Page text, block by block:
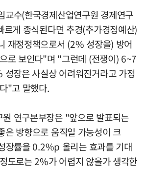
교수(한국경제산업연구원 경제연구
게 종식된다면 추경(추가경정예산)
재정정책으로서 (2% 성장을) 방어
로 보인다"며 "그런데 (전쟁이) 6~7
장은 사실상 어려워진거라고 가정
"고 말했다.
연구본부장은 "앞으로 발표되는
은 방향으로 움직일 가능성이 크
장률을 0.2%p 올리는 효과를 기대
도로는 2%가 어렵지 않을가 생각한